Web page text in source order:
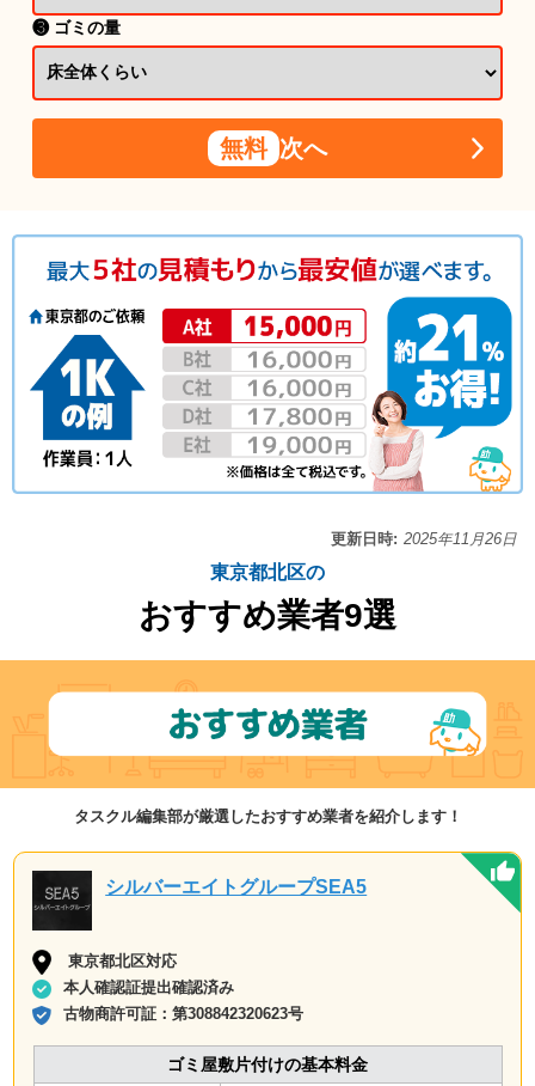
❸ ゴミの量
無料 次へ
更新日時: 2025年11月26日
東京都北区の
おすすめ業者9選
タスクル編集部が厳選したおすすめ業者を紹介します！
シルバーエイトグループSEA5
東京都北区対応
本人確認証提出確認済み
古物商許可証：第308842320623号
ゴミ屋敷片付けの基本料金